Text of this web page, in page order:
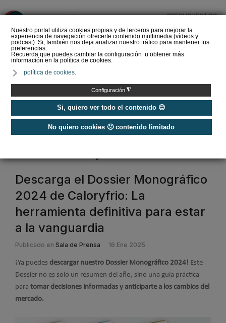
Nuestro portal utiliza cookies propias y de terceros para mejorar la
experiencia de navegación ofrecerte contenido multimedia (vídeos y
podcast). Si, también nos deja analizar nuestro tráfico para mantener tus
preferencias.
Recuerda que puedes cambiar la configuración u obtener más
información en la política de cookies.
política de cookies.
Configuración ◮
Si, quiero ver todo el contenido 😊
No quiero cookies 🙁 contenido limitado
PRESUPUESTOS
del Amperio (Episodio 3)
Noticias caloryfrio
Descarga el Dossier Monográfico
2024 de Caloryfrio: La
herramienta definitiva para estar
a la vanguardia
Publicado en Sala de Prensa 16 Ene 2025
¡Ya puedes descargar nuestro Dossier Monográfico 2024! Este
Dossier no es solo un resumen del año, sino una guía práctica
para tomar decisiones informadas y anticiparte a los cambios del
mercado.